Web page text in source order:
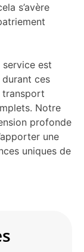
s’avère
service est
ces
transport
Notre
profonde
une
uniques de